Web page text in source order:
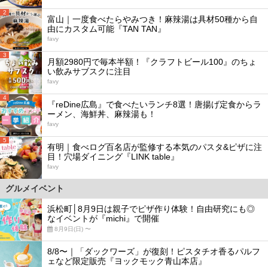
2
富山｜一度食べたらやみつき！麻辣湯は具材50種から自
由にカスタム可能『TAN TAN』
favy
3
月額2980円で毎本半額！『クラフトビール100』のちょ
い飲みサブスクに注目
favy
4
『reDine広島』で食べたいランチ8選！唐揚げ定食からラ
ーメン、海鮮丼、麻辣湯も！
favy
5
有明｜食べログ百名店が監修する本気のパスタ&ピザに注
目！穴場ダイニング『LINK table』
favy
グルメイベント
浜松町│8月9日は親子でピザ作り体験！自由研究にも◎
なイベントが『michi』で開催
8月9日(日) 〜
8/8〜｜「ダックワーズ」が復刻！ピスタチオ香るパルフ
ェなど限定販売『ヨックモック青山本店』